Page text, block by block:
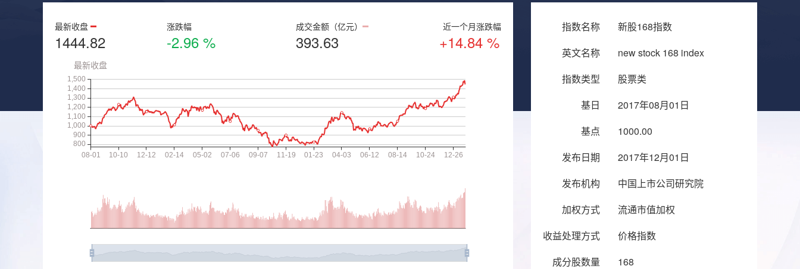
最新收盘
1444.82
涨跌幅
-2.96 %
成交金额（亿元）
393.63
近一个月涨跌幅
+14.84 %
指数名称
新股168指数
英文名称
new stock 168 index
指数类型
股票类
基日
2017年08月01日
基点
1000.00
发布日期
2017年12月01日
发布机构
中国上市公司研究院
加权方式
流通市值加权
收益处理方式
价格指数
成分股数量
168